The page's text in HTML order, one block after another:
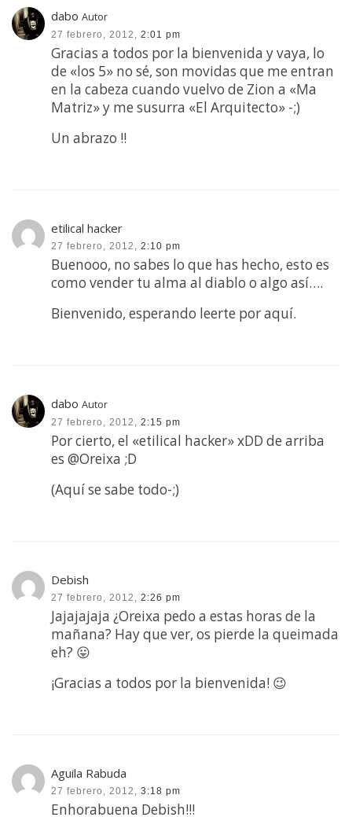
dabo Autor
27 febrero, 2012, 2:01 pm
Gracias a todos por la bienvenida y vaya, lo
de «los 5» no sé, son movidas que me entran
en la cabeza cuando vuelvo de Zion a «Ma
Matriz» y me susurra «El Arquitecto» -;)
Un abrazo !!
etilical hacker
27 febrero, 2012, 2:10 pm
Buenooo, no sabes lo que has hecho, esto es
como vender tu alma al diablo o algo así….
Bienvenido, esperando leerte por aquí.
dabo Autor
27 febrero, 2012, 2:15 pm
Por cierto, el «etilical hacker» xDD de arriba
es @Oreixa ;D
(Aquí se sabe todo-;)
Debish
27 febrero, 2012, 2:26 pm
Jajajajaja ¿Oreixa pedo a estas horas de la
mañana? Hay que ver, os pierde la queimada
eh? 😛
¡Gracias a todos por la bienvenida! 😉
Aguila Rabuda
27 febrero, 2012, 3:18 pm
Enhorabuena Debish!!!